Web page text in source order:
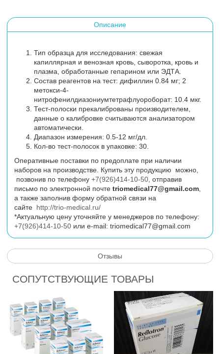
Описание
Тип образца для исследования: свежая
капиллярная и венозная кровь, сыворотка, кровь и
плазма, обработанные гепарином или ЭДТА.
Состав реагентов на тест: дифиллин 0.84 мг; 2
метокси-4-
нитрофенилдиазониумтетрафлуороборат: 10.4 мкг.
Тест-полоски прекалиброваны производителем,
данные о калибровке считываются анализатором
автоматически.
Диапазон измерения: 0.5-12 мг/дл.
Кол-во тест-полосок в упаковке: 30.
Оперативные поставки по предоплате при наличии
наборов на производстве. Купить эту продукцию можно,
позвонив по телефону +7(926)414-10-50 , отправив
письмо по электронной почте triomedical77@gmail.com
а также заполнив форму обратной связи на
сайте http://trio-medical.ru/
*Актуальную цену уточняйте у менеджеров по телефону:
+7(926)414-10-50 или e-mail: triomedical77@gmail.com
Отзывы
СОПУТСТВУЮЩИЕ ТОВАРЫ